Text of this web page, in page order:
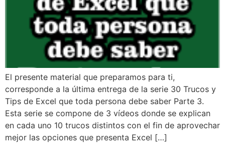
El presente material que preparamos para ti,
corresponde a la última entrega de la serie 30 Trucos y
Tips de Excel que toda persona debe saber Parte 3.
Esta serie se compone de 3 vídeos donde se explican
en cada uno 10 trucos distintos con el fin de aprovechar
mejor las opciones que presenta Excel […]